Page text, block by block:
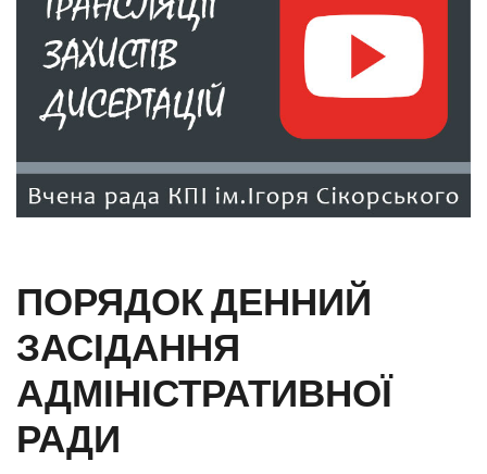
ПОРЯДОК ДЕННИЙ
ЗАСІДАННЯ
АДМІНІСТРАТИВНОЇ
РАДИ